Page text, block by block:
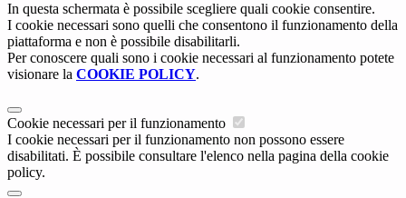
In questa schermata è possibile scegliere quali cookie consentire.
I cookie necessari sono quelli che consentono il funzionamento della
piattaforma e non è possibile disabilitarli.
Per conoscere quali sono i cookie necessari al funzionamento potete
visionare la COOKIE POLICY.
Cookie necessari per il funzionamento
I cookie necessari per il funzionamento non possono essere
disabilitati. È possibile consultare l'elenco nella pagina della cookie
policy.